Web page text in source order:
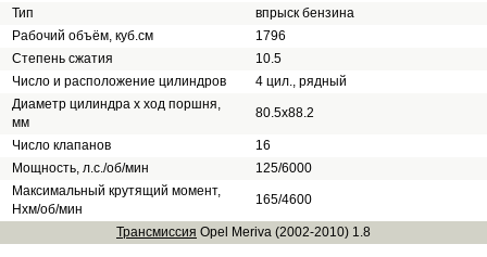
Тип
впрыск бензина
Рабочий объём, куб.см
1796
Степень сжатия
10.5
Число и расположение цилиндров
4 цил., рядный
Диаметр цилиндра х ход поршня,
мм
80.5х88.2
Число клапанов
16
Мощность, л.с./об/мин
125/6000
Максимальный крутящий момент,
Нхм/об/мин
165/4600
Трансмиссия Opel Meriva (2002-2010) 1.8